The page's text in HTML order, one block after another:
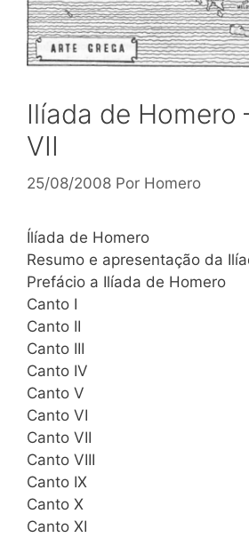
Ilíada de Homero
VII
25/08/2008 Por Homero
Ílíada de Homero
Resumo e apresentação da
Prefácio a Ilíada de Homero
Canto I
Canto II
Canto III
Canto IV
Canto V
Canto VI
Canto VII
Canto VIII
Canto IX
Canto X
Canto XI